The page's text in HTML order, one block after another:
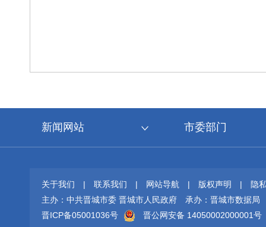
新闻网站 市委部门
关于我们 | 联系我们 | 网站导航 | 版权声明 |
隐
主办：中共晋城市委 晋城市人民政府
承办：晋城市数据局
晋ICP备05001036号
晋公网安备 14050002000001号